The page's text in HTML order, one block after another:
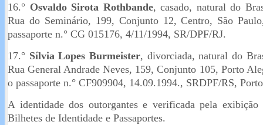
16.° Osvaldo Sirota Rothbande, casado, natural do
Rua do Seminário, 199, Conjunto 12, Centro, São
passaporte n.° CG 015176, 4/11/1994, SR/DPF/RJ.
17.° Sílvia Lopes Burmeister, divorciada, natural do
Rua General Andrade Neves, 159, Conjunto 105, Porto
o passaporte n.° CF909904, 14.09.1994., SRDPF/RS,
A identidade dos outorgantes e verificada pela exibição
Bilhetes de Identidade e Passaportes.